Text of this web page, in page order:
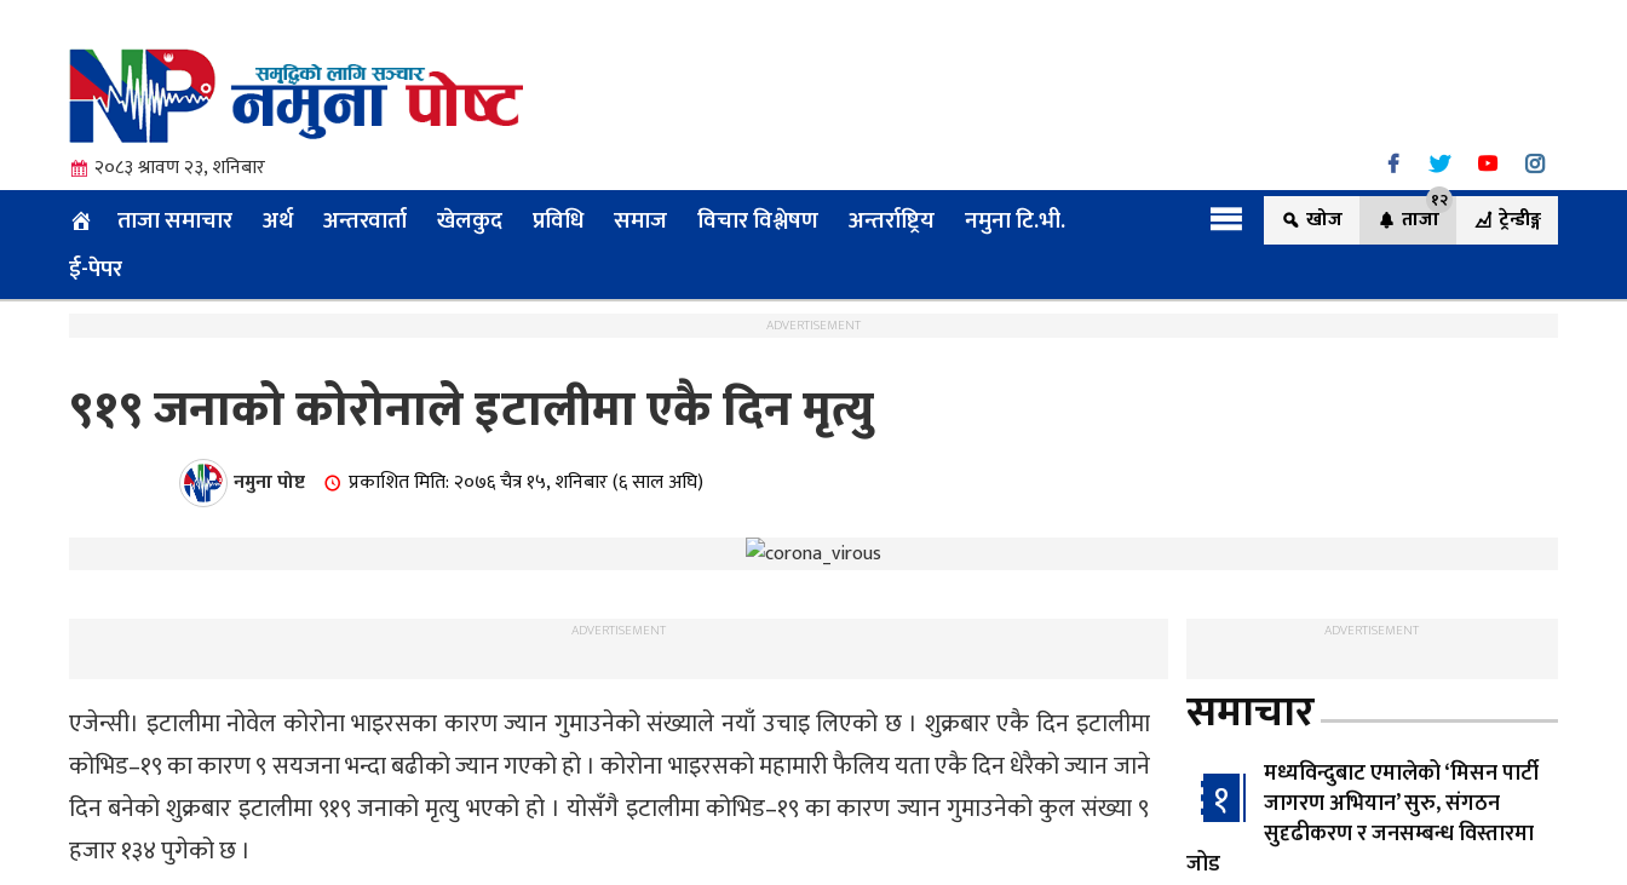
२०८३ श्रावण २३, शनिबार
ताजा समाचार अर्थ अन्तरवार्ता खेलकुद प्रविधि समाज विचार विश्लेषण अन्तर्राष्ट्रिय
नमुना टि.भी.
ई-पेपर
खोज ताजा
१२
ट्रेन्डीङ्ग
ADVERTISEMENT
९१९ जनाको कोरोनाले इटालीमा एकै दिन मृत्यु
नमुना पोष्ट प्रकाशित मिति: २०७६ चैत्र १५, शनिबार (६ साल अघि)
ADVERTISEMENT
एजेन्सी। इटालीमा नोवेल कोरोना भाइरसका कारण ज्यान गुमाउनेको संख्याले नयाँ उचाइ लिएको छ । शुक्रबार एकै दिन इटालीमा
कोभिड–१९ का कारण ९ सयजना भन्दा बढीको ज्यान गएको हो । कोरोना भाइरसको महामारी फैलिय यता एकै दिन धेरैको ज्यान जाने
दिन बनेको शुक्रबार इटालीमा ९१९ जनाको मृत्यु भएको हो । योसँगै इटालीमा कोभिड–१९ का कारण ज्यान गुमाउनेको कुल संख्या ९
हजार १३४ पुगेको छ ।
ADVERTISEMENT
समाचार
१
मध्यविन्दुबाट एमालेको ‘मिसन पार्टी
जागरण अभियान’ सुरु, संगठन
सुदृढीकरण र जनसम्बन्ध विस्तारमा
जोड